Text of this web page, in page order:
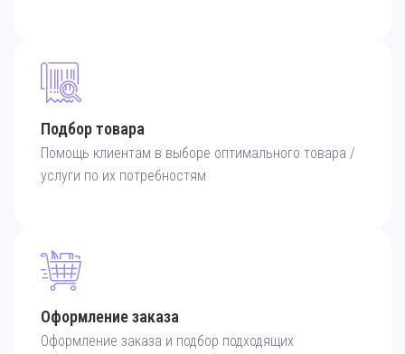
Подбор товара
Помощь клиентам в выборе оптимального товара /
услуги по их потребностям
Оформление заказа
Оформление заказа и подбор подходящих